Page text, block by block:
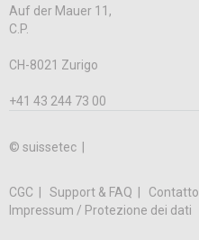
Auf der Mauer 11,
C.P.
CH-8021 Zurigo
+41 43 244 73 00
© suissetec |
CGC Support & FAQ
Contatto
Impressum / Protezione dei dati